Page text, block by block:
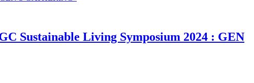
Sustainable Living Symposium 2024 : GEN